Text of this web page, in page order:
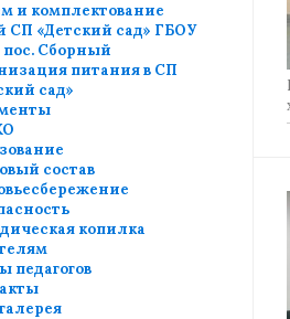
и комплектование
СП «Детский сад» ГБОУ
Сборный
питания в СП
сад»
состав
копилка
педагогов